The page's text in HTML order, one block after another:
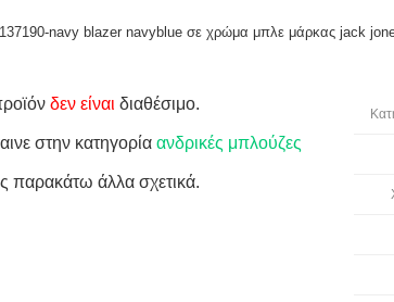
navy blazer navyblue σε χρώμα μπλε μάρκας jack
δεν είναι διαθέσιμο.
στην κατηγορία ανδρικές μπλούζες
παρακάτω άλλα σχετικά.